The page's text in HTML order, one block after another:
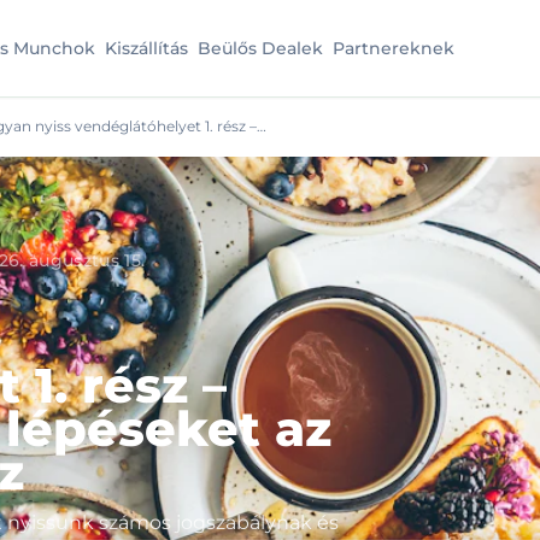
Munchok Kiszállítás Beülős Dealek Partnereknek
nyiss vendéglátóhelyet 1. rész –…
augusztus 15.
rész –
az
számos jogszabálynak és